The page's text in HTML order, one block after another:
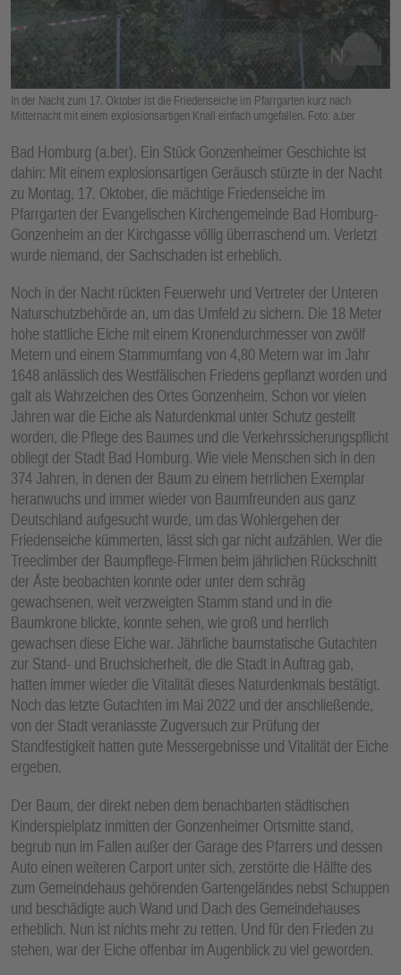
In der Nacht zum 17. Oktober ist die Friedenseiche im Pfarrgarten kurz nach
Mitternacht mit einem explosionsartigen Knall einfach umgefallen. Foto: a.ber
Bad Homburg (a.ber). Ein Stück Gonzenheimer Geschichte ist
dahin: Mit einem explosionsartigen Geräusch stürzte in der Nacht
zu Montag, 17. Oktober, die mächtige Friedenseiche im
Pfarrgarten der Evangelischen Kirchengemeinde Bad Homburg-
Gonzenheim an der Kirchgasse völlig überraschend um. Verletzt
wurde niemand, der Sachschaden ist erheblich.
Noch in der Nacht rückten Feuerwehr und Vertreter der Unteren
Naturschutzbehörde an, um das Umfeld zu sichern. Die 18 Meter
hohe stattliche Eiche mit einem Kronendurchmesser von zwölf
Metern und einem Stammumfang von 4,80 Metern war im Jahr
1648 anlässlich des Westfälischen Friedens gepflanzt worden und
galt als Wahrzeichen des Ortes Gonzenheim. Schon vor vielen
Jahren war die Eiche als Naturdenkmal unter Schutz gestellt
worden, die Pflege des Baumes und die Verkehrssicherungspflicht
obliegt der Stadt Bad Homburg. Wie viele Menschen sich in den
374 Jahren, in denen der Baum zu einem herrlichen Exemplar
heranwuchs und immer wieder von Baumfreunden aus ganz
Deutschland aufgesucht wurde, um das Wohlergehen der
Friedenseiche kümmerten, lässt sich gar nicht aufzählen. Wer die
Treeclimber der Baumpflege-Firmen beim jährlichen Rückschnitt
der Äste beobachten konnte oder unter dem schräg
gewachsenen, weit verzweigten Stamm stand und in die
Baumkrone blickte, konnte sehen, wie groß und herrlich
gewachsen diese Eiche war. Jährliche baumstatische Gutachten
zur Stand- und Bruchsicherheit, die die Stadt in Auftrag gab,
hatten immer wieder die Vitalität dieses Naturdenkmals bestätigt.
Noch das letzte Gutachten im Mai 2022 und der anschließende,
von der Stadt veranlasste Zugversuch zur Prüfung der
Standfestigkeit hatten gute Messergebnisse und Vitalität der Eiche
ergeben.
Der Baum, der direkt neben dem benachbarten städtischen
Kinderspielplatz inmitten der Gonzenheimer Ortsmitte stand,
begrub nun im Fallen außer der Garage des Pfarrers und dessen
Auto einen weiteren Carport unter sich, zerstörte die Hälfte des
zum Gemeindehaus gehörenden Gartengeländes nebst Schuppen
und beschädigte auch Wand und Dach des Gemeindehauses
erheblich. Nun ist nichts mehr zu retten. Und für den Frieden zu
stehen, war der Eiche offenbar im Augenblick zu viel geworden.
E